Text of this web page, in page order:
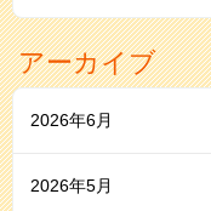
アーカイブ
2026年6月
2026年5月